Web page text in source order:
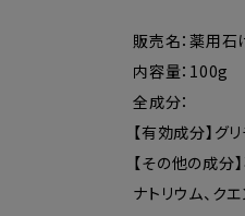
販売名：薬用
内容量：100g
全成分：
【有効成分】グ
【その他の成分
ナトリウム、ク